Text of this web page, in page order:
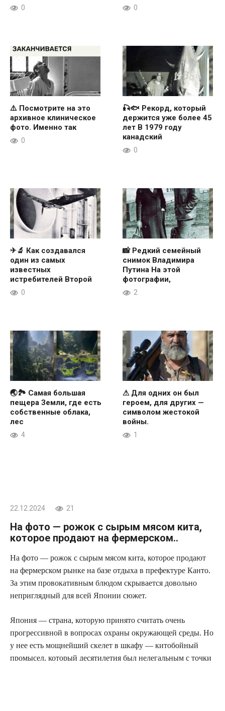
0 0
⚠️ Посмотрите на это
архивное клиническое
фото. Именно так
0
🎣🐟 Рекорд, который
держится уже более 45
лет В 1979 году
канадский
0
✈🔬 Как создавался
один из самых
известных
истребителей Второй
0
📸 Редкий семейный
снимок Владимира
Путина На этой
фотографии,
2
🌏🏞 Самая большая
пещера Земли, где есть
собственные облака,
лес
4
⚠ Для одних он был
героем, для других —
символом жестокой
войны.
1
22.12.2024 21
На фото — рожок с сырым мясом кита,
которое продают на фермерском..
На фото — рожок с сырым мясом кита, которое продают
на фермерском рынке на базе отдыха в префектуре Канто.
За этим провокативным блюдом скрывается довольно
неприглядный для всей Японии сюжет.
Япония — страна, которую принято считать очень
прогрессивной в вопросах охраны окружающей среды. Но
у нее есть мощнейший скелет в шкафу — китобойный
промысел, который десятилетия был нелегальным с точки